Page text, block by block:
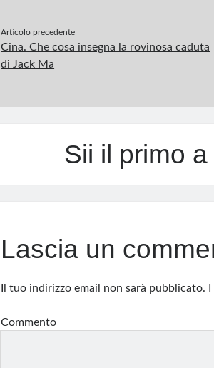
Articolo precedente
Cina. Che cosa insegna la rovinosa caduta
di Jack Ma
Sii il primo
Lascia un
Il tuo indirizzo email non sarà pubblicato.
Commento